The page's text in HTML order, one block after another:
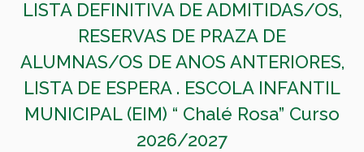
LISTA DEFINITIVA DE ADMITIDAS/OS,
RESERVAS DE PRAZA DE
ALUMNAS/OS DE ANOS ANTERIORES,
LISTA DE ESPERA . ESCOLA INFANTIL
MUNICIPAL (EIM) “ Chalé Rosa” Curso
2026/2027